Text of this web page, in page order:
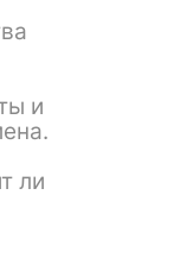
и
ли